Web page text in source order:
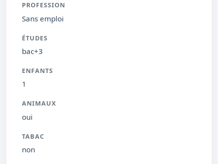
PROFESSION
Sans emploi
ÉTUDES
bac+3
ENFANTS
1
ANIMAUX
oui
TABAC
non